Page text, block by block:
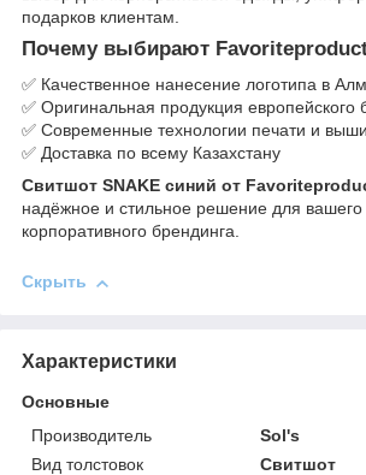
подарков клиентам.
Почему выбирают
✅ Качественное нанесение логотипа в
✅ Оригинальная продукция европейского
✅ Современные технологии печати и
✅ Доставка по всему Казахстану
Свитшот SNAKE синий от
надёжное и стильное решение для вашего
корпоративного брендинга.
Скрыть
Характеристики
Основные
Производитель
Sol's
Вид толстовок
Свитшот